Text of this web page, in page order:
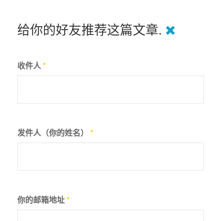
给你的好友推荐这篇文章.
收件人*
发件人（你的姓名） *
你的邮箱地址*